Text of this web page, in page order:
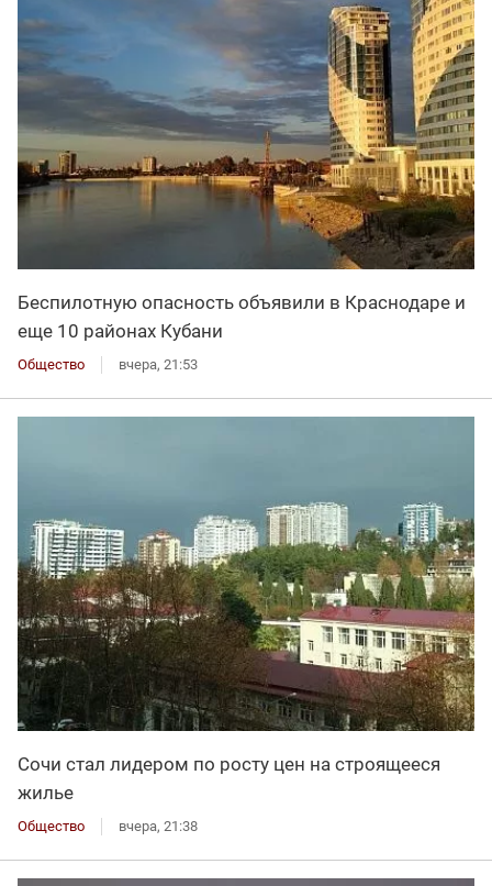
Беспилотную опасность объявили в Краснодаре и
еще 10 районах Кубани
Общество вчера, 21:53
Сочи стал лидером по росту цен на строящееся
жилье
Общество вчера, 21:38